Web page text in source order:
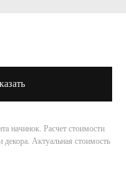
начинок. Расчет стоимости
декора. Актуальная стоимость